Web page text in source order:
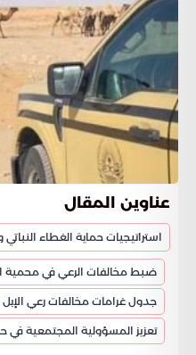
عناوين المقال
استراتيجيات حماية الغطاء
ضبط مخالفات الرعي في محمية
جدول غرامات مخالفات رعي
تعزيز المسؤولية المجتمعية في